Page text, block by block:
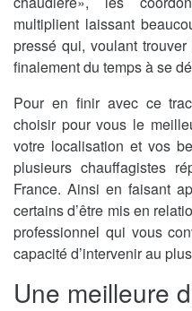
multiplient laissant
pressé qui, voulant
finalement du temps à se
Pour en finir avec ce
choisir pour vous le
votre localisation et vos
plusieurs chauffagistes
France. Ainsi en faisant
certains d’être mis en
professionnel qui vous
capacité d’intervenir au
Une meilleure